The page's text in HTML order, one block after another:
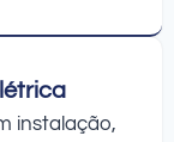
instalação,